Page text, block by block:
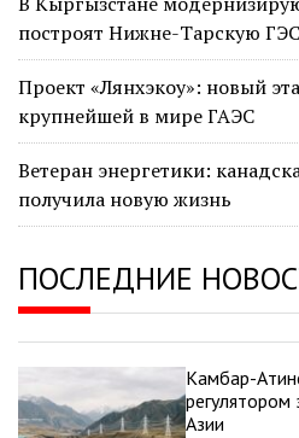
построят Нижне-Тарскую ГЭС
Проект «Лянхэкоу»: новый
крупнейшей в мире ГАЭС
Ветеран энергетики:
получила новую жизнь
ПОСЛЕДНИЕ
Камбар-
регулятором
Азии